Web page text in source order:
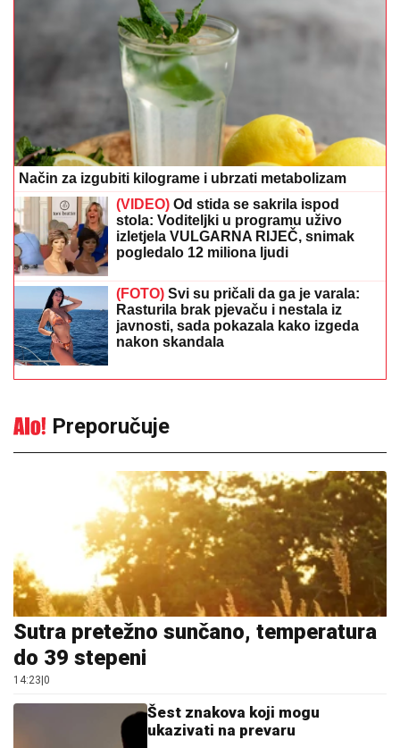
Način za izgubiti kilograme i ubrzati metabolizam
(VIDEO) Od stida se sakrila ispod
stola: Voditeljki u programu uživo
izletjela VULGARNA RIJEČ, snimak
pogledalo 12 miliona ljudi
(FOTO) Svi su pričali da ga je varala:
Rasturila brak pjevaču i nestala iz
javnosti, sada pokazala kako izgeda
nakon skandala
Preporučuje
Sutra pretežno sunčano, temperatura
do 39 stepeni
14:23 0
Šest znakova koji mogu
ukazivati na prevaru